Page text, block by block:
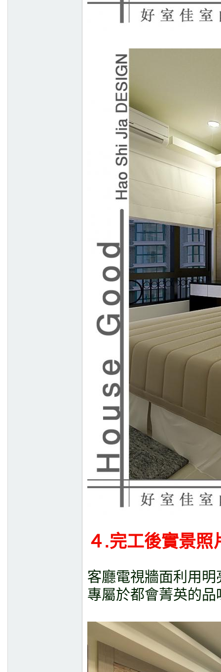
４.完工後實景照
客廳電視牆面利用
專屬於都會菁英的品